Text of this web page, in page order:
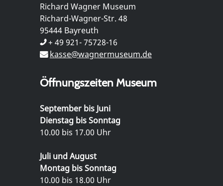
Richard Wagner Museum
Richard-Wagner-Str. 48
95444 Bayreuth
+ 49 921- 75728-16
kasse@wagnermuseum.de
Öffnungszeiten Museum
September bis Juni
Dienstag bis Sonntag
10.00 bis 17.00 Uhr
Juli und August
Montag bis Sonntag
10.00 bis 18.00 Uhr